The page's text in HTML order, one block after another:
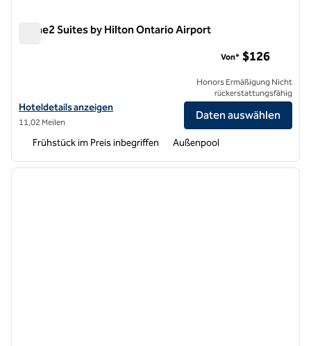
Home2 Suites by Hilton Ontario Airport
Hoteldetails für Home2 Suites by Hilton Ontario Airport anzeigen
Hoteldetails anzeigen
11,02 Meilen
Von* $126
Honors Ermäßigung Nicht
rückerstattungsfähig
Daten auswählen
Frühstück im Preis inbegriffen Außenpool
1 von 12